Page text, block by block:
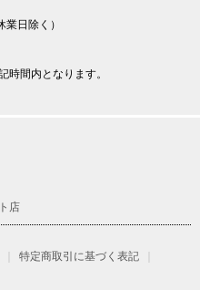
日除く）
時間内となります。
店
特定商取引に基づく表記